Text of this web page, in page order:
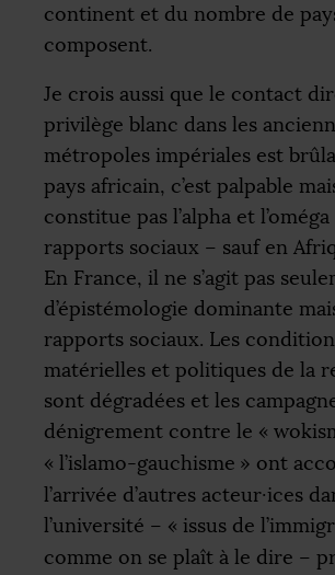
continent et du nombre de
composent.
Je crois aussi que le contact
privilège blanc dans les
métropoles impériales est
pays africain, c’est palpable
constitue pas l’alpha et l’oméga
rapports sociaux – sauf en
En France, il ne s’agit pas
d’épistémologie dominante
rapports sociaux. Les
matérielles et politiques de la
sont dégradées et les
dénigrement contre le «
« l’islamo-gauchisme » ont
l’arrivée d’autres acteur·ices
l’université – « issus de
comme on se plaît à le dire –